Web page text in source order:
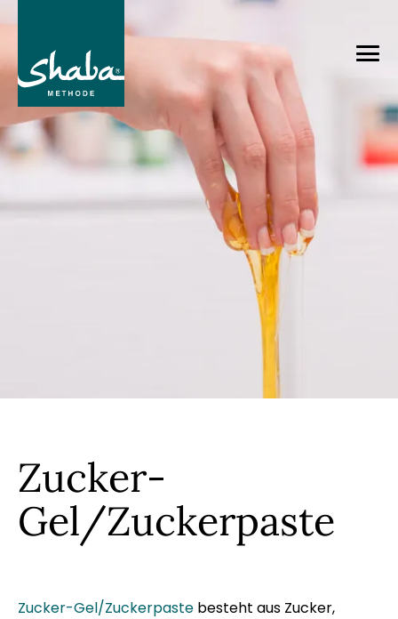
Zucker-
Gel/Zuckerpaste
Zucker-Gel/Zuckerpaste besteht aus Zucker,